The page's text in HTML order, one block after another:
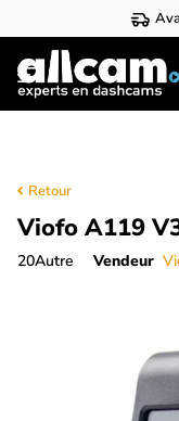
Retour
Viofo A119
20Autre Vendeur